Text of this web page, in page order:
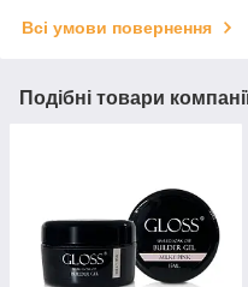
Всі умови повернення
Подібні товари